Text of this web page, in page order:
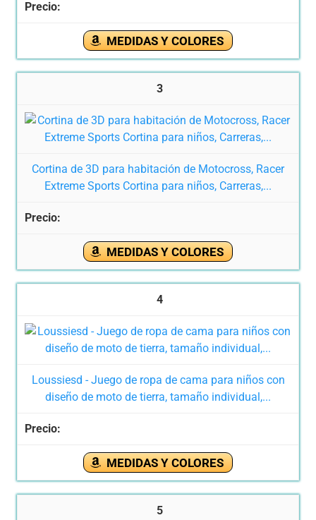
MEDIDAS Y COLORES
3
Cortina de 3D para habitación de Motocross, Racer
Extreme Sports Cortina para niños, Carreras,...
MEDIDAS Y COLORES
4
Loussiesd - Juego de ropa de cama para niños con
diseño de moto de tierra, tamaño individual,...
MEDIDAS Y COLORES
5